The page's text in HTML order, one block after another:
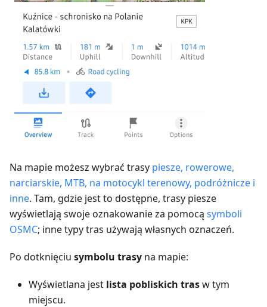
Na mapie możesz wybrać trasy piesze, rowerowe,
narciarskie, MTB, na motocykl terenowy, podróżnicze i
inne. Tam, gdzie jest to dostępne, trasy piesze
wyświetlają swoje oznakowanie za pomocą symboli
OSMC; inne typy tras używają własnych oznaczeń.
Po dotknięciu symbolu trasy na mapie:
Wyświetlana jest lista pobliskich trasw tym
miejscu.